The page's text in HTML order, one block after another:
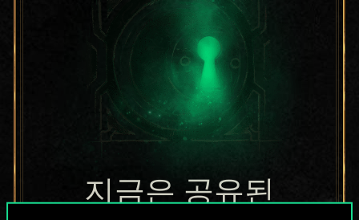
지금은 공유된